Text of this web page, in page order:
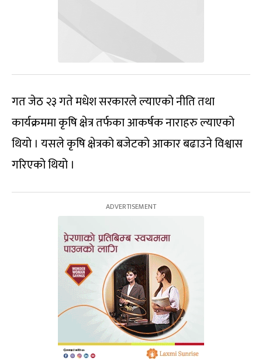
गत जेठ २३ गते मधेश सरकारले ल्याएको नीति तथा
कार्यक्रममा कृषि क्षेत्र तर्फका आकर्षक नाराहरु ल्याएको
थियो । यसले कृषि क्षेत्रको बजेटको आकार बढाउने विश्वास
गरिएको थियो ।